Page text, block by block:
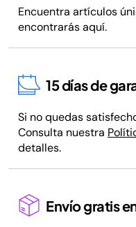
Encuentra artículos
encontrarás aquí.
15 días de
Si no quedas
Consulta nuestra
detalles.
Envío gratis